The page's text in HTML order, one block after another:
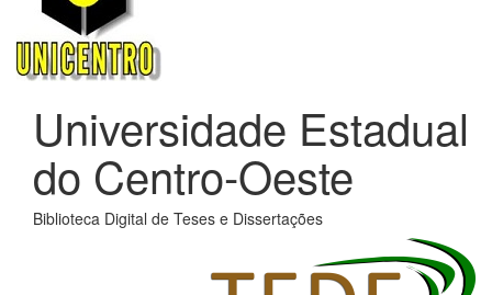
Universidade Estadual
do Centro-Oeste
Biblioteca Digital de Teses e Dissertações